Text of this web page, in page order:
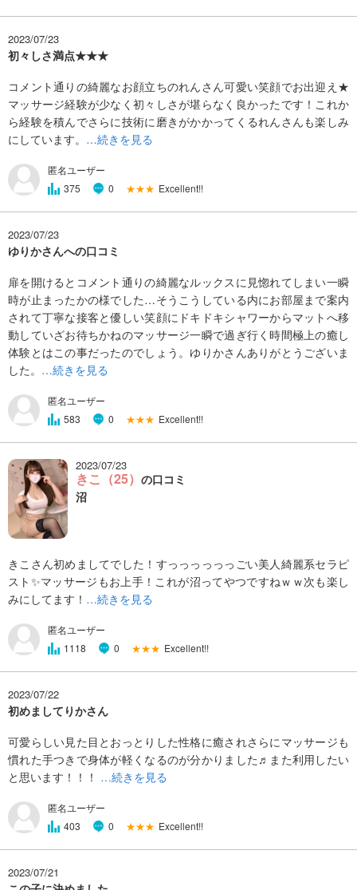
2023/07/23
初々しさ満点★★★
コメント通りの綺麗なお顔立ちのれんさん可愛い笑顔でお出迎え★
マッサージ経験が少なく初々しさが堪らなく良かったです！これか
ら経験を積んでさらに技術に磨きがかかってくるれんさんも楽しみ
にしています。 …続きを見る
匿名ユーザー
375
0 ★★★ Excellent!!
2023/07/23
ゆりかさんへの口コミ
扉を開けるとコメント通りの綺麗なルックスに見惚れてしまい一瞬
時が止まったかの様でした…そうこうしている内にお部屋まで案内
されて丁寧な接客と優しい笑顔にドキドキシャワーからマットへ移
動していざお待ちかねのマッサージ一瞬で過ぎ行く時間極上の癒し
体験とはこの事だったのでしょう。ゆりかさんありがとうございま
した。 …続きを見る
匿名ユーザー
583
0 ★★★ Excellent!!
2023/07/23
きこ（25） の口コミ
沼
きこさん初めましてでした！すっっっっっっごい美人綺麗系セラピ
スト✨マッサージもお上手！これが沼ってやつですねｗｗ次も楽し
みにしてます！ …続きを見る
匿名ユーザー
1118
0 ★★★ Excellent!!
2023/07/22
初めましてりかさん
可愛らしい見た目とおっとりした性格に癒されさらにマッサージも
慣れた手つきで身体が軽くなるのが分かりました♬また利用したい
と思います！！！ …続きを見る
匿名ユーザー
403
0 ★★★ Excellent!!
2023/07/21